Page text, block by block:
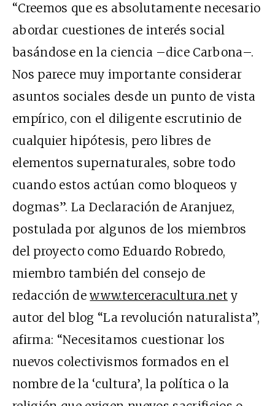
“Creemos que es absolutamente necesario
abordar cuestiones de interés social
basándose en la ciencia –dice Carbona–.
Nos parece muy importante considerar
asuntos sociales desde un punto de vista
empírico, con el diligente escrutinio de
cualquier hipótesis, pero libres de
elementos supernaturales, sobre todo
cuando estos actúan como bloqueos y
dogmas”. La Declaración de Aranjuez,
postulada por algunos de los miembros
del proyecto como Eduardo Robredo,
miembro también del consejo de
redacción dewww.terceracultura.net y
autor del blog “La revolución naturalista”,
afirma: “Necesitamos cuestionar los
nuevos colectivismos formados en el
nombre de la ‘cultura’, la política o la